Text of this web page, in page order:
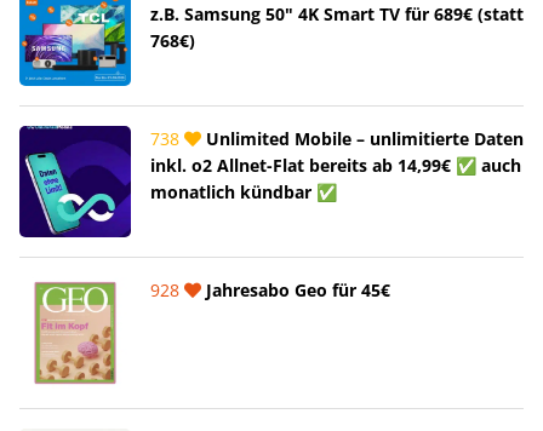
z.B. Samsung 50" 4K Smart TV für 689€ (statt
768€)
738
Unlimited Mobile – unlimitierte Daten
inkl. o2 Allnet-Flat bereits ab 14,99€ ✅ auch
monatlich kündbar ✅
928 Jahresabo Geo für 45€